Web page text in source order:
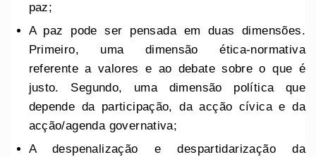
paz;
A paz pode ser pensada em duas dimensões.
Primeiro, uma dimensão ética-normativa
referente a valores e ao debate sobre o que é
justo. Segundo, uma dimensão política que
depende da participação, da acção cívica e da
acção/agenda governativa;
A despenalização e despartidarização da